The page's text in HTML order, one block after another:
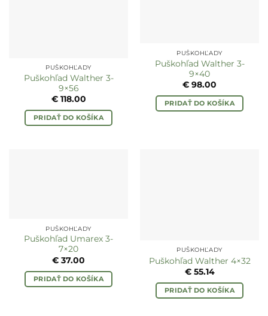
PUŠKOHĽADY
Puškohľad Walther 3-
9×56
€118.00
PRIDAŤ DO KOŠÍKA
PUŠKOHĽADY
Puškohľad Walther 3-
9×40
€ 98.00
PRIDAŤ DO KOŠÍKA
PUŠKOHĽADY
Puškohľad Umarex 3-
7×20
€ 37.00
PRIDAŤ DO KOŠÍKA
PUŠKOHĽADY
Puškohľad Walther 4×32
€55.14
PRIDAŤ DO KOŠÍKA